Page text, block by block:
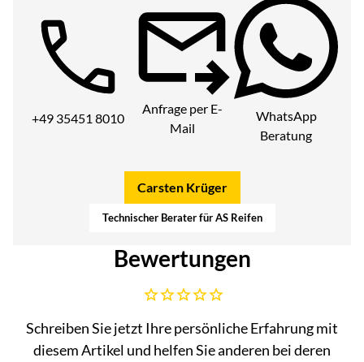
Telefon:
+49 35451 8010
Anfrage per E-
Mail
WhatsApp
Beratung
Carsten Krüger
Technischer Berater für AS Reifen
Bewertungen
Noch keine Bewertungen abgegeben
Schreiben Sie jetzt Ihre persönliche Erfahrung mit
diesem Artikel und helfen Sie anderen bei deren